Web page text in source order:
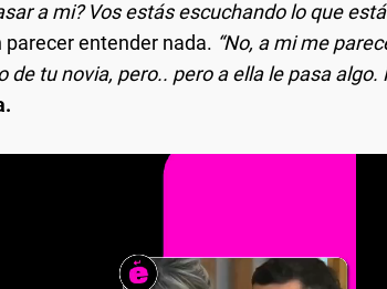
a mi? Vos estás escuchando lo que
parecer entender nada. “No, a mi me
de tu novia, pero.. pero a ella le pasa algo.